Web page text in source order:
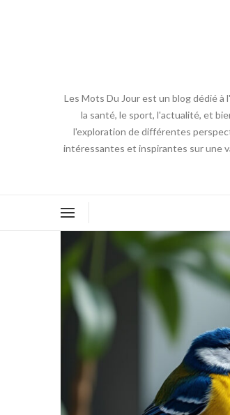
Les Mots Du Jour est un blog dédié
la santé, le sport, l'actualité, et
l'exploration de différentes
intéressantes et inspirantes sur une